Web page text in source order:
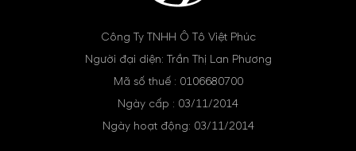
Công Ty TNHH Ô Tô Việt Phúc
Người đại diện: Trần Thị Lan Phương
Mã số thuế : 0106680700
Ngày cấp : 03/11/2014
Ngày hoạt động: 03/11/2014